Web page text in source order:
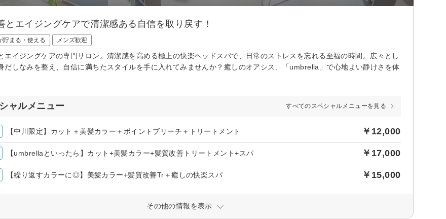
とエイジングケアで清潔感ある自信を取り戻す！
貯まる・使える メンズ歓迎
エイジングケアの専門サロン。清潔感を高める極上の快楽ヘッドスパで、日常のストレスを忘れる至福の時間。広々とし
だしなみを整え、自信に満ちたスタイルを手に入れてみませんか？癒しのオアシス、「umbrella」で心地よい静けさを体
ャルメニュー すべてのスペシャルメニューを見る
【中川限定】カット＋美髪カラー＋ポイントブリーチ＋トリートメント ￥12,000
【umbrellaといったら】カット+美髪カラー+髪質改善トリートメント+スパ ￥17,000
【繰り返すカラーに◎】美髪カラー+髪質改善Tr＋癒しの快楽スパ ￥15,000
その他の情報を表示